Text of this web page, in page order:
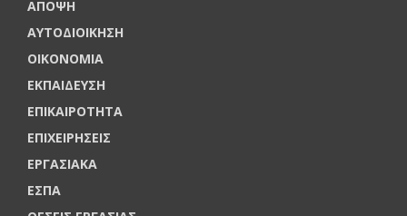
ΑΠΟΨΗ
ΑΥΤΟΔΙΟΙΚΗΣΗ
ΟΙΚΟΝΟΜΙΑ
ΕΚΠΑΙΔΕΥΣΗ
ΕΠΙΚΑΙΡΟΤΗΤΑ
ΕΠΙΧΕΙΡΗΣΕΙΣ
ΕΡΓΑΣΙΑΚΑ
ΕΣΠΑ